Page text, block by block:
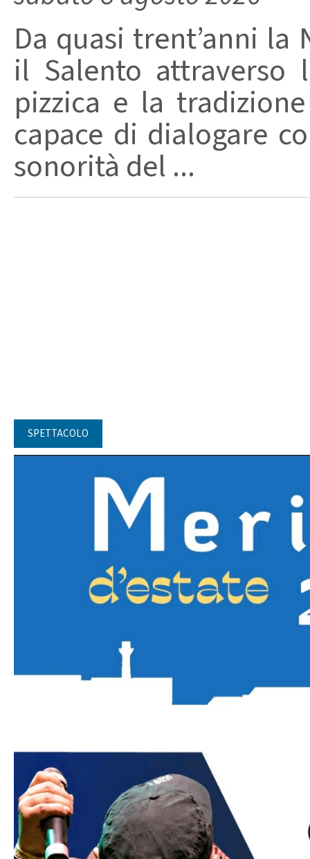
Da quasi trent’anni
il Salento attraverso
pizzica e la
capace di dialogare
sonorità del ...
SPETTACOLO